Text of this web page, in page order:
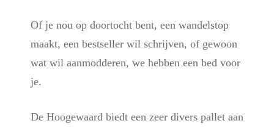
Of je nou op doortocht bent, een wandelstop
maakt, een bestseller wil schrijven, of gewoon
wat wil aanmodderen, we hebben een bed voor
je.
De Hoogewaard biedt een zeer divers pallet aan